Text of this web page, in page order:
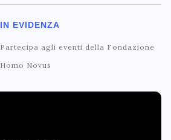
IN EVIDENZA
Partecipa agli eventi della Fondazione
Homo Novus